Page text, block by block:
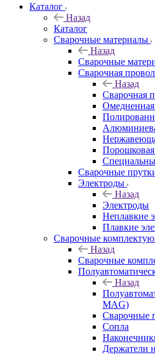
Каталог
Назад
Каталог
Сварочные материалы
Назад
Сварочные
Сварочная
Назад
Сварочная
Омедненная
Порошковая
Сварочные
Электроды
Назад
Электроды
Неплавкие
Плавкие
Сварочные
Назад
Сварочные
Назад
MAG)
Сварочные
Сопла
Держатели